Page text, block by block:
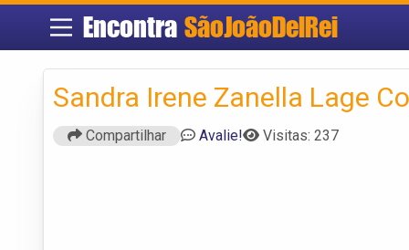
Encontra SãoJoãoDelRei
Sandra Irene Zanella Lage
Compartilhar Avalie! Visitas: 237